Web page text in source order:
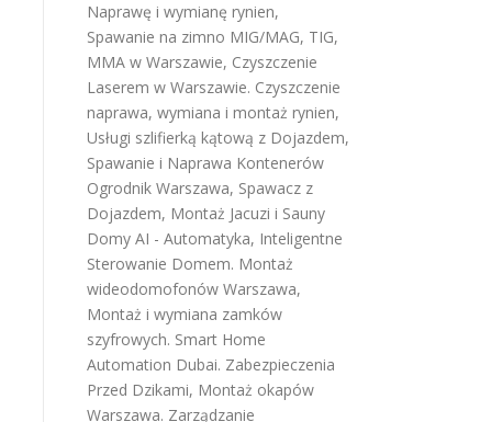
Naprawę i wymianę rynien,
Spawanie na zimno MIG/MAG, TIG,
MMA w Warszawie, Czyszczenie
Laserem w Warszawie. Czyszczenie
naprawa, wymiana i montaż rynien,
Usługi szlifierką kątową z Dojazdem,
Spawanie i Naprawa Kontenerów
Ogrodnik Warszawa, Spawacz z
Dojazdem, Montaż Jacuzi i Sauny
Domy AI - Automatyka, Inteligentne
Sterowanie Domem. Montaż
wideodomofonów Warszawa,
Montaż i wymiana zamków
szyfrowych. Smart Home
Automation Dubai. Zabezpieczenia
Przed Dzikami, Montaż okapów
Warszawa. Zarządzanie